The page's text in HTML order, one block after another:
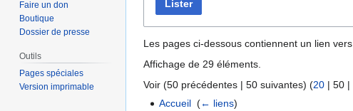
Lister
Les pages ci-dessous contiennent un lien vers
Affichage de 29 éléments.
Voir (50 précédentes | 50 suivantes) (20 | 50 |
Accueil ‎(← liens)
Faire un don
Boutique
Dossier de presse
Outils
Pages spéciales
Version imprimable